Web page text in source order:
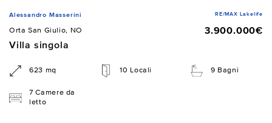
Alessandro Masserini RE/MAX Lakelife
Orta San Giulio, NO
3.900.000€
Villa singola
623 mq 10 Locali 9 Bagni
7 Camere da
letto